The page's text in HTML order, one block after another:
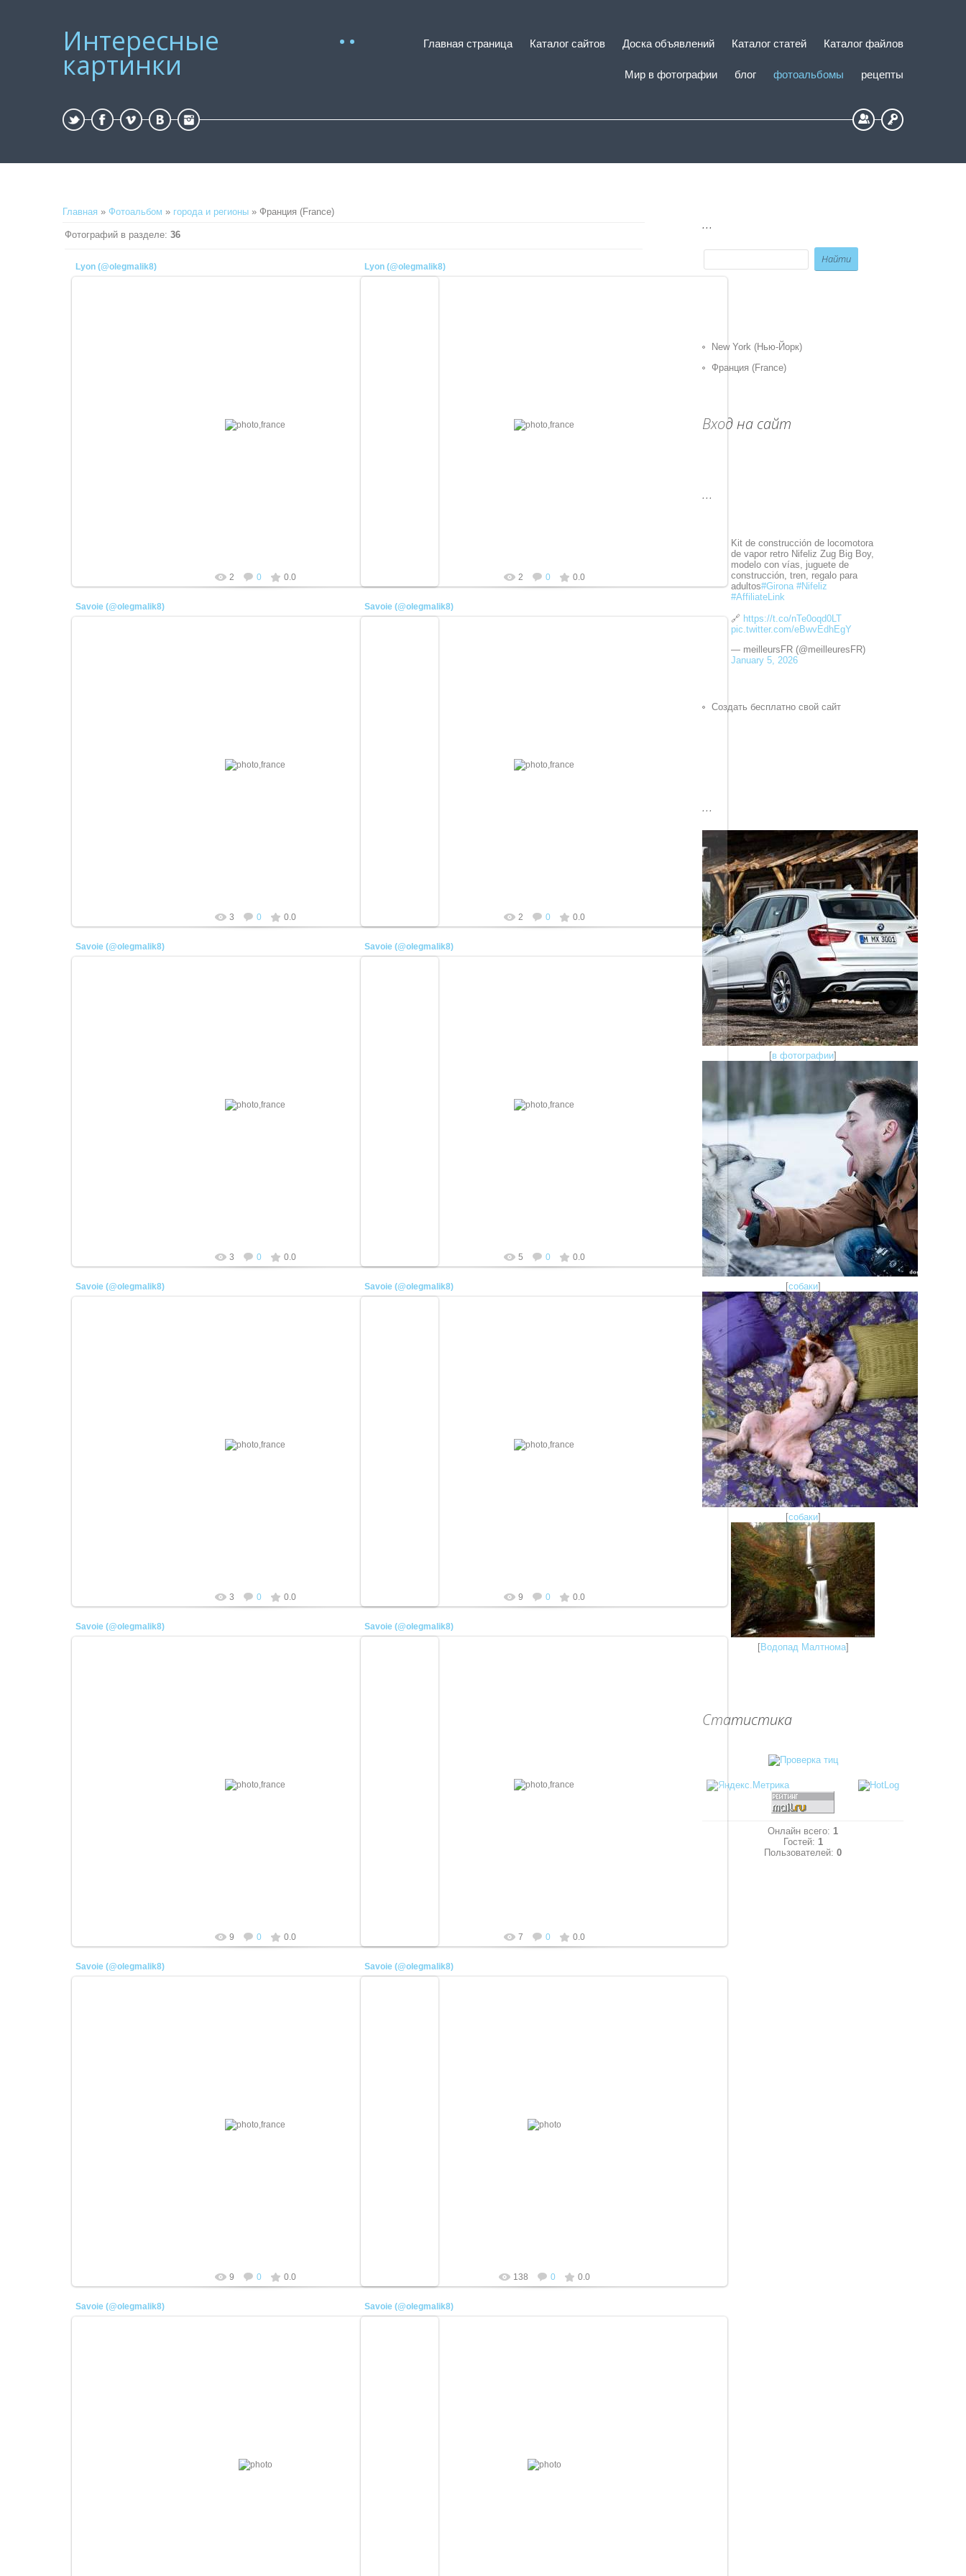
Интересные
картинки
Главная страница Каталог сайтов Доска объявлений Каталог статей Каталог файлов
Мир в фотографии блог фотоальбомы рецепты
Регистрация
Главная » Фотоальбом » города и регионы » Франция (France)
Фотографий в разделе: 36
Lyon (@olegmalik8)
2 0 0.0
Lyon (@olegmalik8)
2 0 0.0
Savoie (@olegmalik8)
3 0 0.0
Savoie (@olegmalik8)
2 0 0.0
Savoie (@olegmalik8)
3 0 0.0
Savoie (@olegmalik8)
5 0 0.0
Savoie (@olegmalik8)
3 0 0.0
Savoie (@olegmalik8)
9 0 0.0
Savoie (@olegmalik8)
9 0 0.0
Savoie (@olegmalik8)
7 0 0.0
Savoie (@olegmalik8)
9 0 0.0
Savoie (@olegmalik8)
https://www.instagram.com/olegmalik8/
138 0 0.0
Savoie (@olegmalik8)
https://www.instagram.com/olegmalik8/
Savoie (@olegmalik8)
https://www.instagram.com/olegmalik8/
...
New York (Нью-Йорк)
Франция (France)
Вход на сайт
...
Kit de construcción de locomotora
de vapor retro Nifeliz Zug Big Boy,
modelo con vías, juguete de
construcción, tren, regalo para
adultos#Girona #Nifeliz
#AffiliateLink
🔗 https://t.co/nTe0oqd0LT
pic.twitter.com/eBwvEdhEgY
— meilleursFR (@meilleuresFR)
January 5, 2026
Создать бесплатно свой сайт
...
[в фотографии]
[собаки]
[собаки]
[Водопад Малтнома]
Статистика
Онлайн всего: 1
Гостей: 1
Пользователей: 0